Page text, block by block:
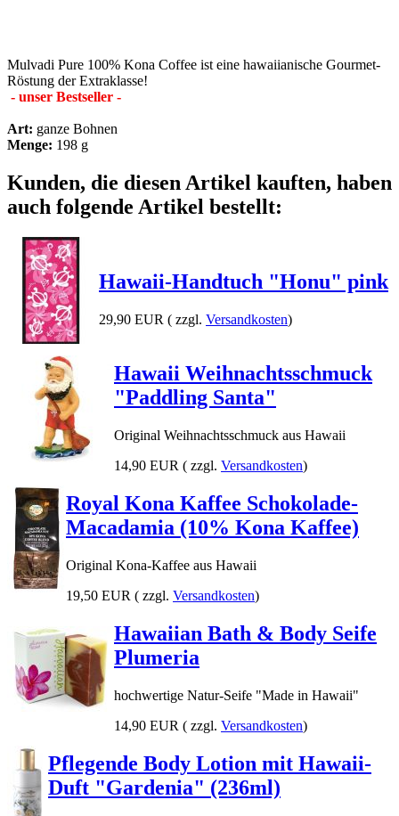
Mulvadi Pure 100% Kona Coffee ist eine hawaiianische Gourmet-
Röstung der Extraklasse!
- unser Bestseller -
Art: ganze Bohnen
Menge: 198 g
Kunden, die diesen Artikel kauften, haben
auch folgende Artikel bestellt:
Hawaii-Handtuch "Honu" pink
29,90 EUR ( zzgl. Versandkosten)
Hawaii Weihnachtsschmuck
"Paddling Santa"
Original Weihnachtsschmuck aus Hawaii
14,90 EUR ( zzgl. Versandkosten)
Royal Kona Kaffee Schokolade-
Macadamia (10% Kona Kaffee)
Original Kona-Kaffee aus Hawaii
19,50 EUR ( zzgl. Versandkosten)
Hawaiian Bath & Body Seife
Plumeria
hochwertige Natur-Seife "Made in Hawaii"
14,90 EUR ( zzgl. Versandkosten)
Pflegende Body Lotion mit Hawaii-
Duft "Gardenia" (236ml)